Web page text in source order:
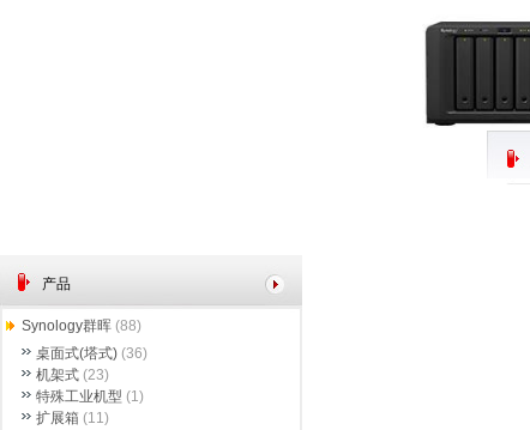
产品
Synology群晖 (88)
桌面式(塔式) (36)
机架式 (23)
特殊工业机型 (1)
扩展箱 (11)